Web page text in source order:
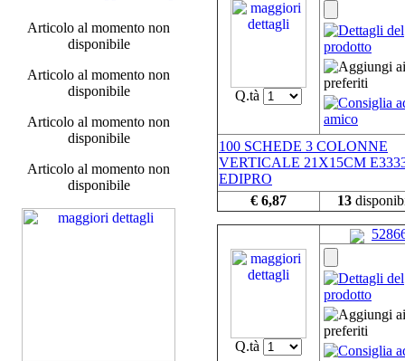
Articolo al momento non
disponibile
Articolo al momento non
disponibile
Articolo al momento non
disponibile
Articolo al momento non
disponibile
Q.tà
100 SCHEDE 3 COLONNE
VERTICALE 21X15CM
EDIPRO
€ 6,87
13
Q.tà